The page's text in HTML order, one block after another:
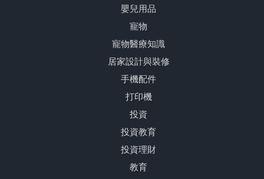
嬰兒用品
寵物
寵物醫療知識
居家設計與裝修
手機配件
打印機
投資
投資教育
投資理財
教育